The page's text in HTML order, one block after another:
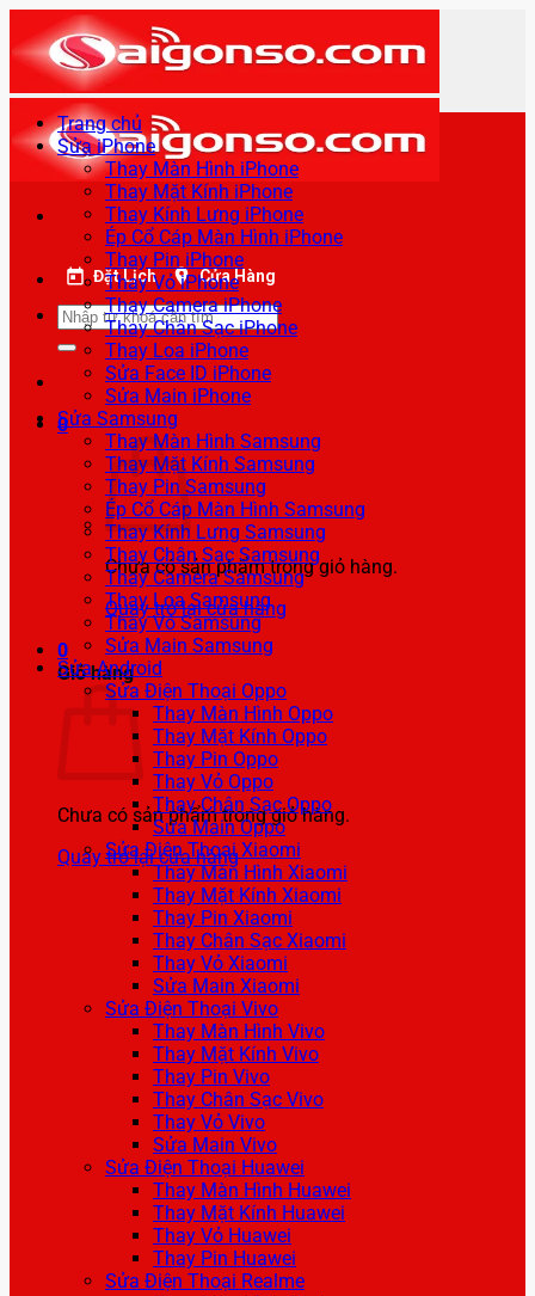
qua
nội
dung
Đặt Lịch Cửa Hàng
Tìm
kiếm:
0
Chưa có sản phẩm trong giỏ hàng.
Quay trở lại cửa hàng
0
Giỏ hàng
Chưa có sản phẩm trong giỏ hàng.
Quay trở lại cửa hàng
Trang chủ
Sửa iPhone
Thay Màn Hình iPhone
Thay Mặt Kính iPhone
Thay Kính Lưng iPhone
Ép Cổ Cáp Màn Hình iPhone
Thay Pin iPhone
Thay Vỏ iPhone
Thay Camera iPhone
Thay Chân Sạc iPhone
Thay Loa iPhone
Sửa Face ID iPhone
Sửa Main iPhone
Sửa Samsung
Thay Màn Hình Samsung
Thay Mặt Kính Samsung
Thay Pin Samsung
Ép Cổ Cáp Màn Hình Samsung
Thay Kính Lưng Samsung
Thay Chân Sạc Samsung
Thay Camera Samsung
Thay Loa Samsung
Thay Vỏ Samsung
Sửa Main Samsung
Sửa Android
Sửa Điện Thoại Oppo
Thay Màn Hình Oppo
Thay Mặt Kính Oppo
Thay Pin Oppo
Thay Vỏ Oppo
Thay Chân Sạc Oppo
Sửa Main Oppo
Sửa Điện Thoại Xiaomi
Thay Màn Hình Xiaomi
Thay Mặt Kính Xiaomi
Thay Pin Xiaomi
Thay Chân Sạc Xiaomi
Thay Vỏ Xiaomi
Sửa Main Xiaomi
Sửa Điện Thoại Vivo
Thay Màn Hình Vivo
Thay Mặt Kính Vivo
Thay Pin Vivo
Thay Chân Sạc Vivo
Thay Vỏ Vivo
Sửa Main Vivo
Sửa Điện Thoại Huawei
Thay Màn Hình Huawei
Thay Mặt Kính Huawei
Thay Vỏ Huawei
Thay Pin Huawei
Sửa Điện Thoại Realme